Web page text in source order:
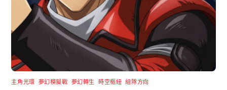
主角光環 夢幻模擬戰 夢幻轉生 ,時空樞紐 ,組隊方向